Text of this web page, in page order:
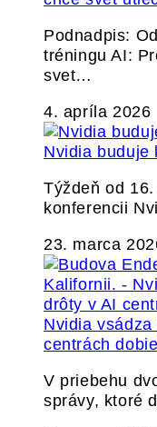
Podnadpis:
tréningu AI:
svet…
4. apríla 2026
Nvidia buduje
Týždeň od
konferencii
23. marca
Nvidia
centrách
V priebehu
správy, ktoré